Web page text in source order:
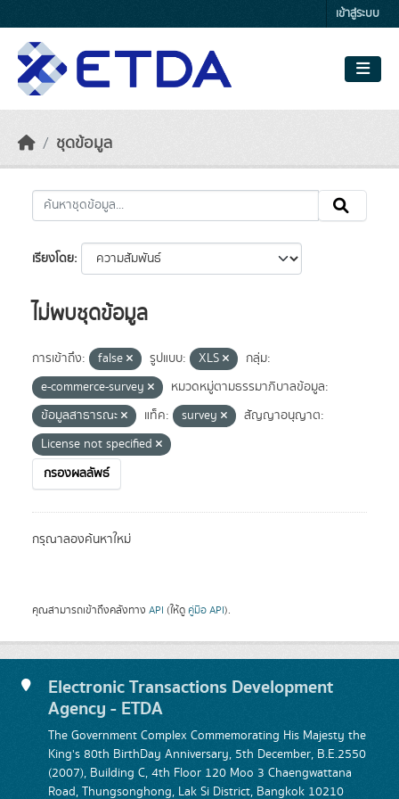
เข้าสู่ระบบ
ชุดข้อมูล
เรียงโดย
ไม่พบชุดข้อมูล
การเข้าถึง: false รูปแบบ: XLS
กลุ่ม:
e-commerce-survey
หมวดหมู่ตามธรรมาภิบาลข้อมูล:
ข้อมูลสาธารณะ
แท็ค: survey
สัญญาอนุญาต:
License not specified
กรองผลลัพธ์
กรุณาลองค้นหาใหม่
คุณสามารถเข้าถึงคลังทาง API (ให้ดู คู่มือ API).
Electronic Transactions Development
Agency - ETDA
The Government Complex Commemorating His Majesty the
King's 80th BirthDay Anniversary, 5th December, B.E.2550
(2007), Building C, 4th Floor 120 Moo 3 Chaengwattana
Road, Thungsonghong, Lak Si District, Bangkok 10210